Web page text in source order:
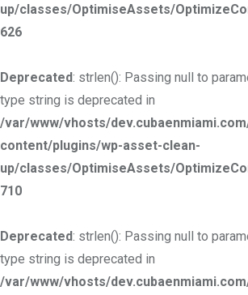
up/classes/OptimiseAssets/
626
Deprecated: strlen(): Passing null to
type string is deprecated in
/var/www/vhosts/
content/plugins/wp-asset-clean-
up/classes/OptimiseAssets/
710
Deprecated: strlen(): Passing null to
type string is deprecated in
/var/www/vhosts/